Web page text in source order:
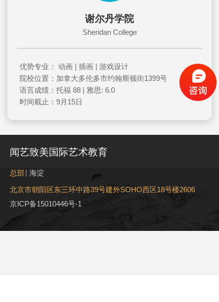
谢尔丹学院
Sheridan College
优势专业： 动画 | 插画 | 游戏设计
院校位置：加拿大多伦多市约翰斯顿街1399号
语言成绩：托福 88 | 雅思: 6.0
时间截止：9月15日
闻艺致美国际艺术教育
总部
海淀
北京市朝阳区东三环中路39号建外SOHO西区18号楼2606
京ICP备15010446号-1